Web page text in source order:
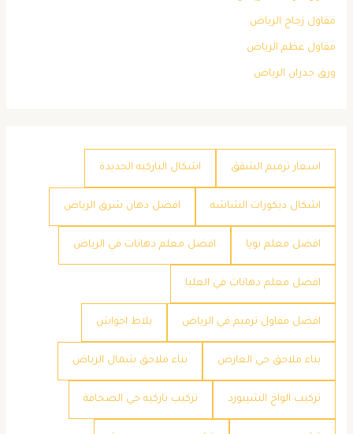
مقاول زجاج الرياض
مقاول عظم الرياض
ورق جدران الرياض
اسعار ترميم الشقق اشكال الباركيه الجديدة
اشكال ديكورات الشاشه افضل دهان شرق الرياض
افضل معلم بويا افضل معلم دهانات في الرياض
افضل معلم دهانات في العليا
افضل مقاول ترميم في الرياض بلاط احواش
بناء ملاحق حي العارض بناء ملاحق شمال الرياض
تركيب الواح الشيبورد تركيب باركيه حي الصحافة